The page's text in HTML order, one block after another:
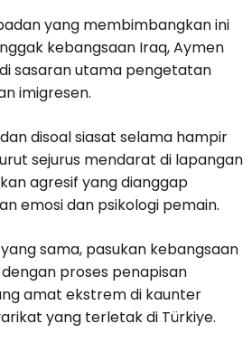
yang membimbangkan ini
kebangsaan Iraq, Aymen
sasaran utama pengetatan
imigresen.
disoal siasat selama hampir
sejurus mendarat di lapangan
agresif yang dianggap
emosi dan psikologi pemain.
sama, pasukan kebangsaan
proses penapisan
amat ekstrem di kaunter
yang terletak di Türkiye.